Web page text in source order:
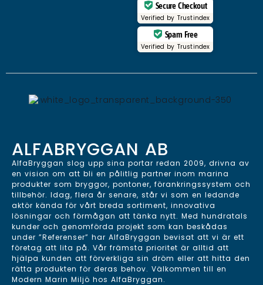
Secure Checkout
Verified by Trustindex
Spam Free
Verified by Trustindex
ALFABRYGGAN AB
AlfaBryggan slog upp sina portar redan 2009, drivna av
en vision om att bli en pålitlig partner inom marina
produkter som bryggor, pontoner, förankringssystem och
tillbehör. Idag, flera år senare, står vi som en ledande
aktör kända för vårt breda sortiment, innovativa
lösningar och förmågan att tänka nytt. Med hundratals
kunder och genomförda projekt som kan beskådas
under ”Referenser” har AlfaBryggan bevisat att vi är ett
företag att lita på. Vår främsta prioritet är alltid att
hjälpa kunden att förverkliga sin dröm eller att hitta den
rätta produkten för deras behov. Välkommen till en
Modern Marin Miljö hos AlfaBryggan.